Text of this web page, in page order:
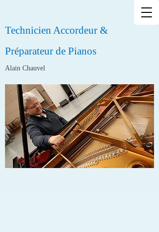
Technicien Accordeur &
Préparateur de Pianos
Alain Chauvel